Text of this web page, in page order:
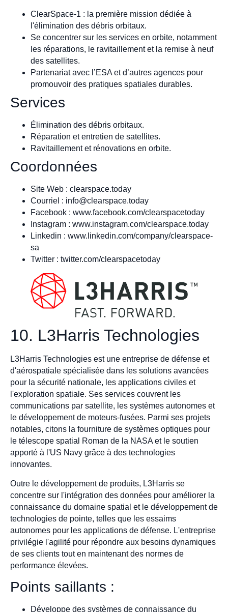
ClearSpace-1 : la première mission dédiée à
l'élimination des débris orbitaux.
Se concentrer sur les services en orbite, notamment
les réparations, le ravitaillement et la remise à neuf
des satellites.
Partenariat avec l’ESA et d’autres agences pour
promouvoir des pratiques spatiales durables.
Services
Élimination des débris orbitaux.
Réparation et entretien de satellites.
Ravitaillement et rénovations en orbite.
Coordonnées
Site Web : clearspace.today
Courriel : info@clearspace.today
Facebook : www.facebook.com/clearspacetoday
Instagram : www.instagram.com/clearspace.today
Linkedin : www.linkedin.com/company/clearspace-
sa
Twitter : twitter.com/clearspacetoday
10. L3Harris Technologies
L3Harris Technologies est une entreprise de défense et
d'aérospatiale spécialisée dans les solutions avancées
pour la sécurité nationale, les applications civiles et
l'exploration spatiale. Ses services couvrent les
communications par satellite, les systèmes autonomes et
le développement de moteurs-fusées. Parmi ses projets
notables, citons la fourniture de systèmes optiques pour
le télescope spatial Roman de la NASA et le soutien
apporté à l'US Navy grâce à des technologies
innovantes.
Outre le développement de produits, L3Harris se
concentre sur l'intégration des données pour améliorer la
connaissance du domaine spatial et le développement de
technologies de pointe, telles que les essaims
autonomes pour les applications de défense. L'entreprise
privilégie l'agilité pour répondre aux besoins dynamiques
de ses clients tout en maintenant des normes de
performance élevées.
Points saillants :
Développe des systèmes de connaissance du